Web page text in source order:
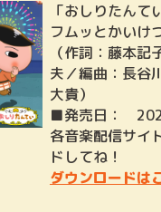
「おしりたんて
フムッとかいけ
（作詞：藤本記
夫／編曲：長谷
大貴）
■発売日：
各音楽配信サイ
ドしてね！
ダウンロードは